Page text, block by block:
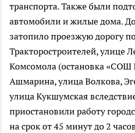
транспорта. Также были
автомобили и жилые дома.
затопило проезжую дорогу
Тракторостроителей, улице
Комсомола (остановка «СОШ
Ашмарина, улица Волкова,
улица Кукшумская
приостановили работу
на срок от 45 минут до 2